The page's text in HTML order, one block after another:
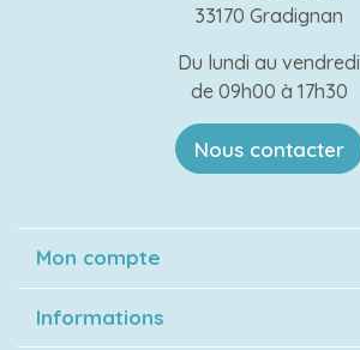
33170 Gradignan
Du lundi au vendredi
de 09h00 à 17h30
Nous contacter
Mon compte
Informations